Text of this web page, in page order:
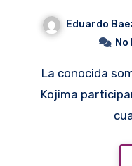
Eduardo
La conocida sommelier paraguaya Sakura
Kojima